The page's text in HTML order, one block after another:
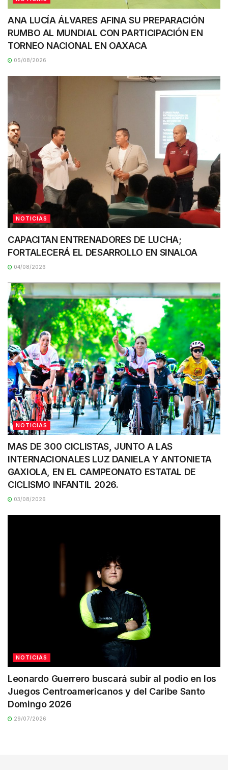
ANA LUCÍA ÁLVARES AFINA SU PREPARACIÓN
RUMBO AL MUNDIAL CON PARTICIPACIÓN EN
TORNEO NACIONAL EN OAXACA
05/08/2026
NOTICIAS
CAPACITAN ENTRENADORES DE LUCHA;
FORTALECERÁ EL DESARROLLO EN SINALOA
04/08/2026
NOTICIAS
MAS DE 300 CICLISTAS, JUNTO A LAS
INTERNACIONALES LUZ DANIELA Y ANTONIETA
GAXIOLA, EN EL CAMPEONATO ESTATAL DE
CICLISMO INFANTIL 2026.
03/08/2026
NOTICIAS
Leonardo Guerrero buscará subir al podio en los
Juegos Centroamericanos y del Caribe Santo
Domingo 2026
29/07/2026